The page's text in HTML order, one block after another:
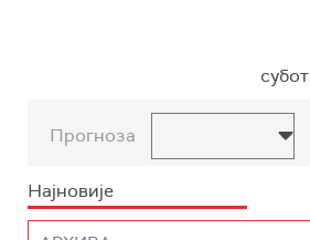
Прогноза
Најновије